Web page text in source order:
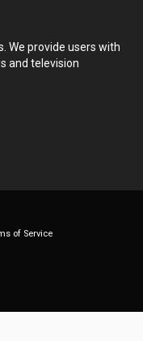
We provide users with
and television
of Service